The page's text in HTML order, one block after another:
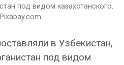
под видом казахстанского.
в Узбекистан,
под видом